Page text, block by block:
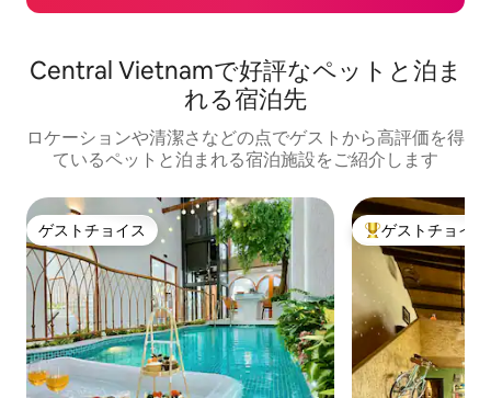
Central Vietnamで好評なペットと泊ま
れる宿泊先
ロケーションや清潔さなどの点でゲストから高評価を得
ているペットと泊まれる宿泊施設をご紹介します
ゲストチョイス
ゲストチョイス 大好評のゲスト
ゲストチョイス